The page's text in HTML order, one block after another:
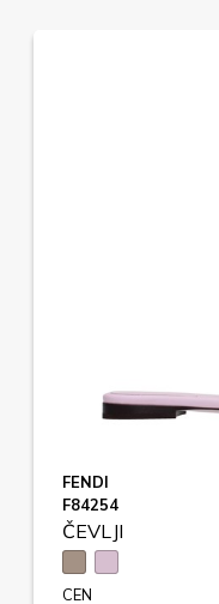
FENDI
F84254
ČEVLJI
CEN